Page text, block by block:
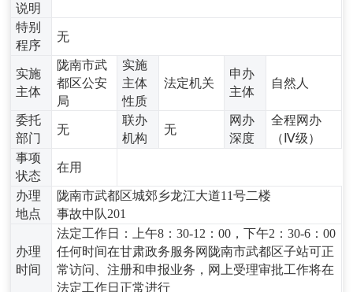
说明
特别
程序
无
实施
主体
陇南市武
都区公安
局
实施
主体
性质
法定机关
申办
主体
自然人
委托
部门
无
联办
机构
无
网办
深度
全程网办
（Ⅳ级）
事项
状态
在用
办理
地点
陇南市武都区城郊乡龙江大道11号二楼
事故中队201
办理
时间
法定工作日：上午8：30-12：00，下午2：30-6：00
任何时间在甘肃政务服务网陇南市武都区子站可正
常访问、注册和申报业务，网上受理审批工作将在
法定工作日正常进行